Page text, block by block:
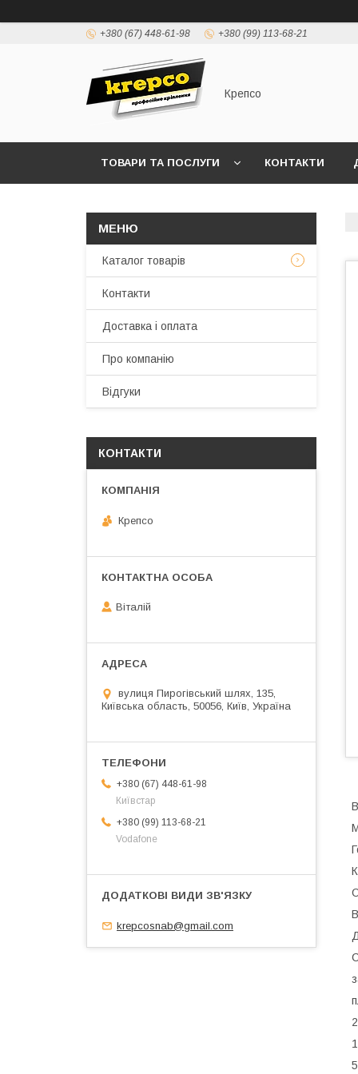
+380 (67) 448-61-98 +380 (99) 113-68-21
Крепсо
ТОВАРИ ТА ПОСЛУГИ КОНТАКТИ
Каталог товарів
Контакти
Доставка і оплата
Про компанію
Відгуки
КОНТАКТИ
Крепсо
Віталій
вулиця Пирогівський шлях, 135,
Київська область, 50056, Київ, Україна
+380 (67) 448-61-98
Київстар
+380 (99) 113-68-21
Vodafone
krepcosnab@gmail.com